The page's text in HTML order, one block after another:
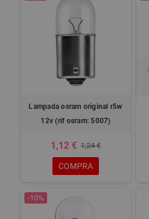
Lampada osram original r5w
12v (rif osram: 5007)
1,12 € 1,24 €
COMPRA
-10%